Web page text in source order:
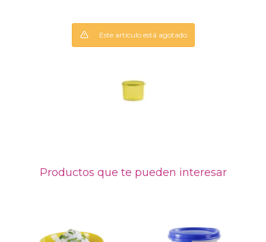
Este artículo está agotado.
Productos que te pueden interesar